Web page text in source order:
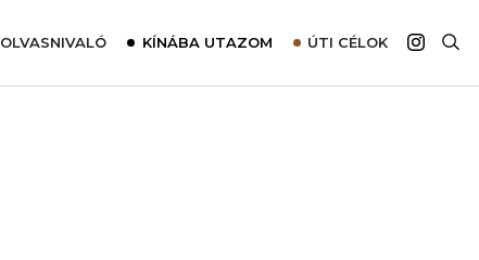
OLVASNIVALÓ KÍNÁBA UTAZOM ÚTI CÉLOK